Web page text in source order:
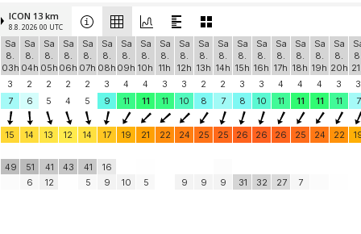
ICON 13 km
8.8. 2026 00 UTC
Sa
8.
03h
Sa
8.
04h
Sa
8.
05h
Sa
8.
06h
Sa
8.
07h
Sa
8.
08h
Sa
8.
09h
Sa
8.
10h
Sa
8.
11h
Sa
8.
12h
Sa
8.
13h
Sa
8.
14h
Sa
8.
15h
Sa
8.
16h
Sa
8.
17h
Sa
8.
18h
Sa
8.
19h
Sa
8.
20h
3
2 2 2 2 3 4 4 3 3 2 2 3 3 4 4 4 3
3
7
6 5 4 5 9 11 11 11 10 8 7 8 10 11 11 11 11 7
15 14 13 12 14 17 19 21 22 24 25 25 26 26 26 25 24 22
49
51
6
41
12
43
41
5
16
9
10 5 9 9 9 31 32 27 7